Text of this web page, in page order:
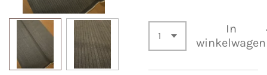
In
winkelwagen